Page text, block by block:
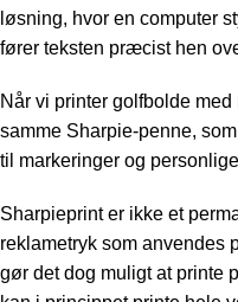
løsning, hvor en computer
fører teksten præcist hen
Når vi printer golfbolde
samme Sharpie-penne,
til markeringer og
Sharpieprint er ikke et
reklametryk som anvendes
gør det dog muligt at printe